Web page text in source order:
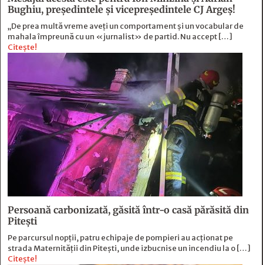
Bughiu, preşedintele şi vicepreşedintele CJ Argeş!
„De prea multă vreme aveți un comportament și un vocabular de
mahala împreună cu un «jurnalist» de partid. Nu accept […]
Citește!
Persoană carbonizată, găsită într-o casă părăsită din
Pitești
Pe parcursul nopții, patru echipaje de pompieri au acționat pe
strada Maternității din Pitești, unde izbucnise un incendiu la o […]
Citește!